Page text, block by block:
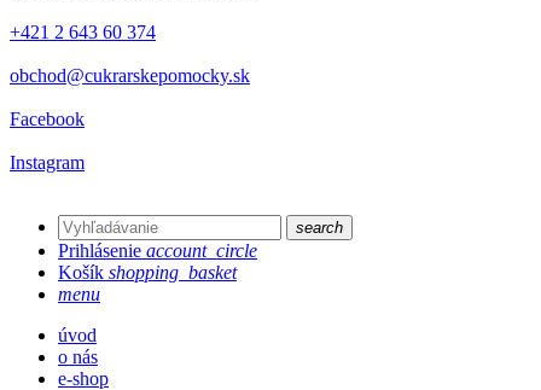
+421 2 643 60 374
obchod@cukrarskepomocky.sk
Facebook
Instagram
search
Prihlásenie account_circle
Košík shopping_basket
menu
úvod
o nás
e-shop